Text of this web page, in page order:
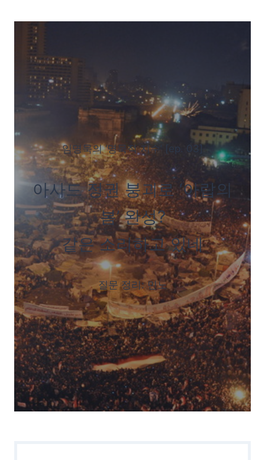
임명묵의 ‘명묵적 지수’ [ep. 03]
아사드 정권 붕괴로 ‘아랍의
봄’ 완성?
같은 소리하고 있네
질문 정리: 민노